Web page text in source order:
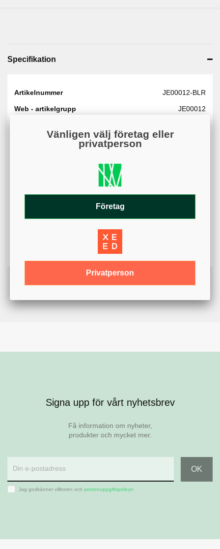
Specifikation
Artikelnummer JE00012-BLR
Web - artikelgrupp JE00012
Signa upp för vårt nyhetsbrev
Få information om nyheter,
produkter och mycket mer.
Jag godkänner villkoren och personuppgiftspolicyn
Vänligen välj företag eller
privatperson
Företag
Privatperson